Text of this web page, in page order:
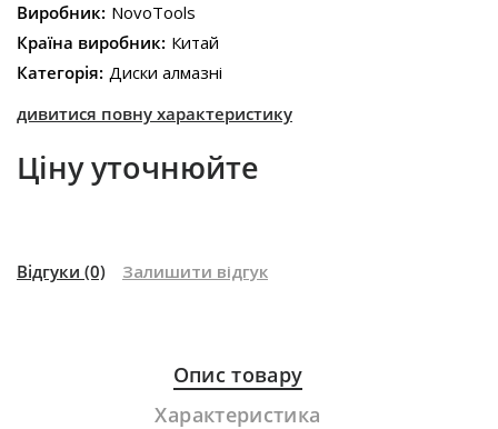
Виробник: NovoTools
Країна виробник: Китай
Категорія: Диски алмазні
дивитися повну характеристику
Ціну уточнюйте
Відгуки (0) Залишити відгук
Опис товару
Характеристика